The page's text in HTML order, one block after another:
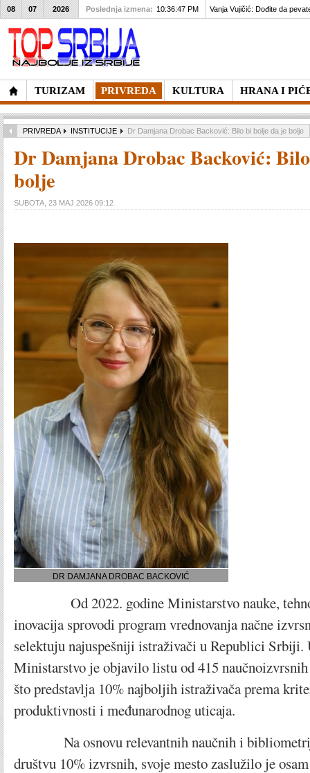
TURIZAM PRIVREDA KULTURA HRANA I
08 07 2026 Poslednja izmena: 10:36:47 PM Vanja Vujičić: Dođite da
PRIVREDA INSTITUCIJE Dr Damjana Drobac Backović: Bilo bi bolje da je bolje
Dr Damjana Drobac Backović:
bolje
SUBOTA, 23 MAJ 2026 09:12
DR DAMJANA DROBAC BACKOVIĆ
Od 2022. godine Ministarstvo nauke,
inovacija sprovodi program vrednovanja načne
selektuju najuspešniji istraživači u Republici Srbiji.
Ministarstvo je objavilo listu od 415
što predstavlja 10% najboljih istraživača prema
produktivnosti i međunarodnog uticaja.
Na osnovu relevantnih naučnih i
društvu 10% izvrsnih, svoje mesto zaslužilo je